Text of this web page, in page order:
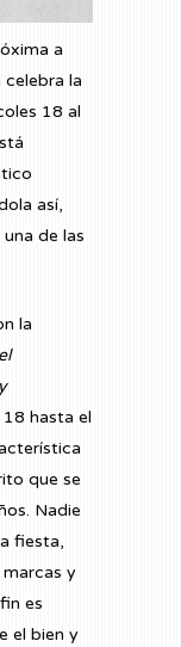
a
la
18 al
así,
de las
la
hasta el
que se
Nadie
fiesta,
y
es
el bien y